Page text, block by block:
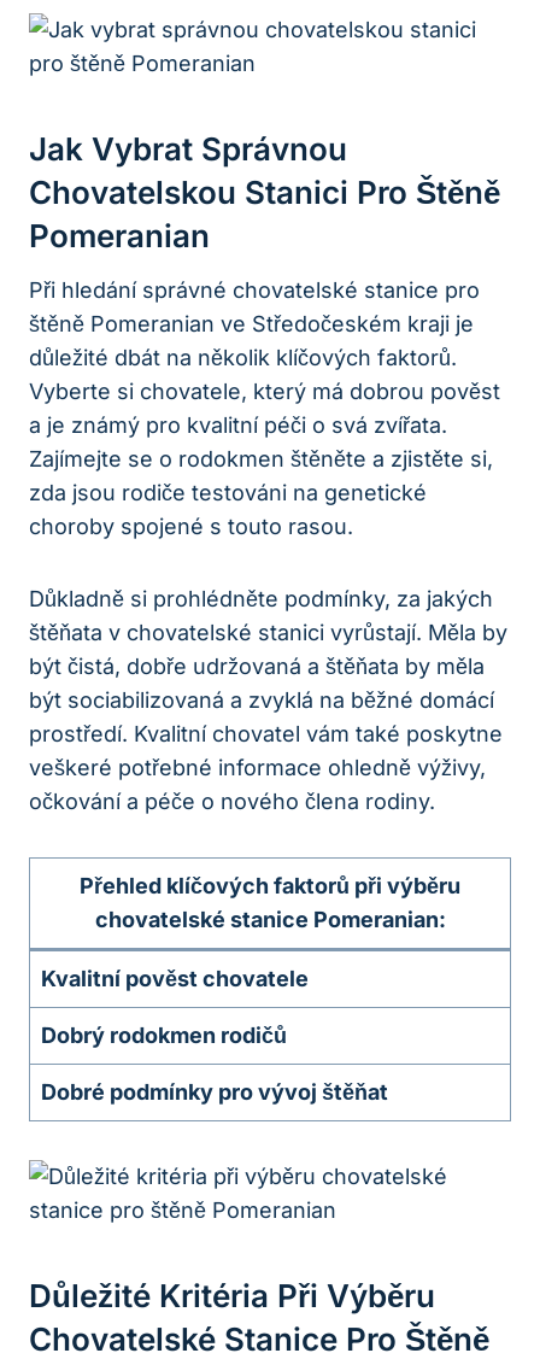
Jak ⁤vybrat Správnou​
Chovatelskou Stanici ​pro Štěně
Pomeranian
Při ​hledání správné chovatelské stanice pro
štěně‌ Pomeranian ve‌ Středočeském kraji je
důležité dbát na několik klíčových faktorů.
Vyberte si chovatele, který má ​dobrou pověst
a je ⁤známý⁢ pro kvalitní péči o ⁢svá ⁣zvířata.
Zajímejte se o rodokmen ⁤štěněte a zjistěte si,
zda jsou ​rodiče testováni ⁣na genetické ​
choroby‌ spojené ‌s touto rasou.
Důkladně si prohlédněte podmínky, za jakých
štěňata v chovatelské stanici⁣ vyrůstají. Měla⁢ by
⁢být čistá, dobře ‌udržovaná a štěňata by ⁣měla
být sociabilizovaná⁤ a zvyklá na běžné domácí
‍prostředí. ‌Kvalitní chovatel vám také poskytne
veškeré potřebné‍ informace ohledně⁤ výživy,
očkování a péče o nového člena ​rodiny.
Přehled klíčových ⁣faktorů ‍při výběru
chovatelské‌ stanice⁣ Pomeranian:
Kvalitní pověst chovatele
Dobrý ‌rodokmen⁣ rodičů
Dobré⁢ podmínky pro ‌vývoj štěňat
Důležité Kritéria Při Výběru
Chovatelské⁣ Stanice‌ Pro Štěně